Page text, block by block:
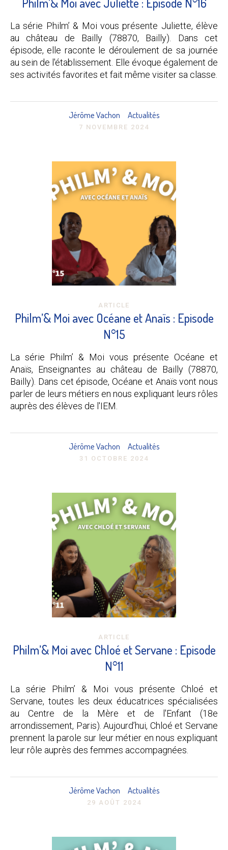
La série Philm’ & Moi vous présente Juliette, élève
au château de Bailly (78870, Bailly). Dans cet
épisode, elle raconte le déroulement de sa journée
au sein de l'établissement. Elle évoque également de
ses activités favorites et fait même visiter sa classe.
Jérôme Vachon Actualités
7 NOVEMBRE 2024
ARTICLE
Philm’& Moi avec Océane et Anaïs : Episode
N°15
La série Philm’ & Moi vous présente Océane et
Anaïs, Enseignantes au château de Bailly (78870,
Bailly). Dans cet épisode, Océane et Anaïs vont nous
parler de leurs métiers en nous expliquant leurs rôles
auprès des élèves de l'IEM.
Jérôme Vachon Actualités
31 OCTOBRE 2024
ARTICLE
Philm’& Moi avec Chloé et Servane : Episode
N°11
La série Philm’ & Moi vous présente Chloé et
Servane, toutes les deux éducatrices spécialisées
au Centre de la Mère et de l'Enfant (18e
arrondissement, Paris). Aujourd’hui, Chloé et Servane
prennent la parole sur leur métier en nous expliquant
leur rôle auprès des femmes accompagnées.
Jérôme Vachon Actualités
29 AOÛT 2024